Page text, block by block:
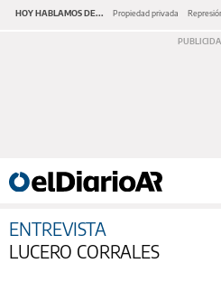
HOY HABLAMOS DE... Propiedad privada
ENTREVISTA
LUCERO CORRALES